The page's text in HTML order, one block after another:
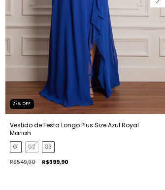
27%OFF
Vestido de Festa Longo Plus Size Azul Royal
Mariah
G1 G2 G3
R$549,90 R$399,90